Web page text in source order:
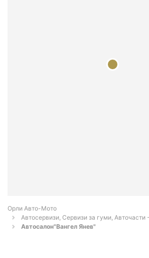
Орли Aвто-Mото
Автосервизи, Сервизи за гуми, Авточасти
Автосалон"Вангел Янев"